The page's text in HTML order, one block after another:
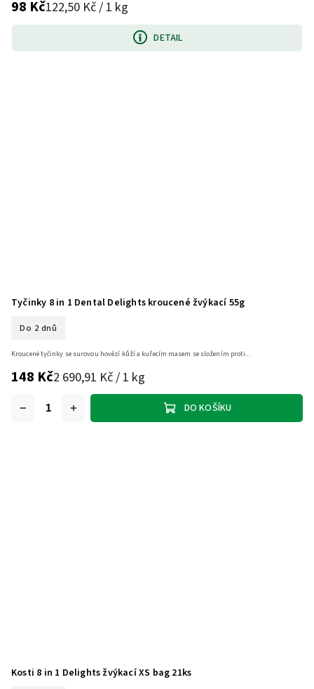
98 Kč122,50 Kč / 1 kg
DETAIL
Tyčinky 8 in 1 Dental Delights kroucené žvýkací 55g
Do 2 dnů
148 Kč2 690,91 Kč / 1 kg
DO KOŠÍKU
Kroucené tyčinky se surovou hovězí kůží a kuřecím masem se složením proti...
Kosti 8 in 1 Delights žvýkací XS bag 21ks